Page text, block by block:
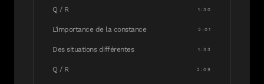
Q / R 1:30
L’importance de la constance 2:01
Des situations différentes 1:33
Q / R 2:09